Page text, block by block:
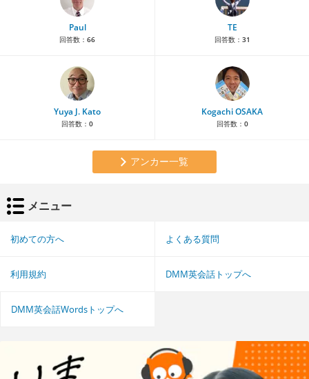
Paul
回答数： 66
TE
回答数： 31
Yuya J. Kato
回答数： 0
Kogachi OSAKA
回答数： 0
アンカー一覧
メニュー
初めての方へ よくある質問
利用規約 DMM英会話トップへ
DMM英会話Wordsトップへ